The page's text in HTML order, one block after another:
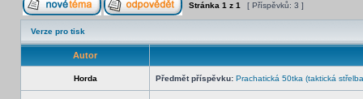
Stránka 1 z 1 [ Příspěvků: 3 ]
Verze pro tisk
Autor
Horda Předmět příspěvku: Prachatická 50tka (taktická